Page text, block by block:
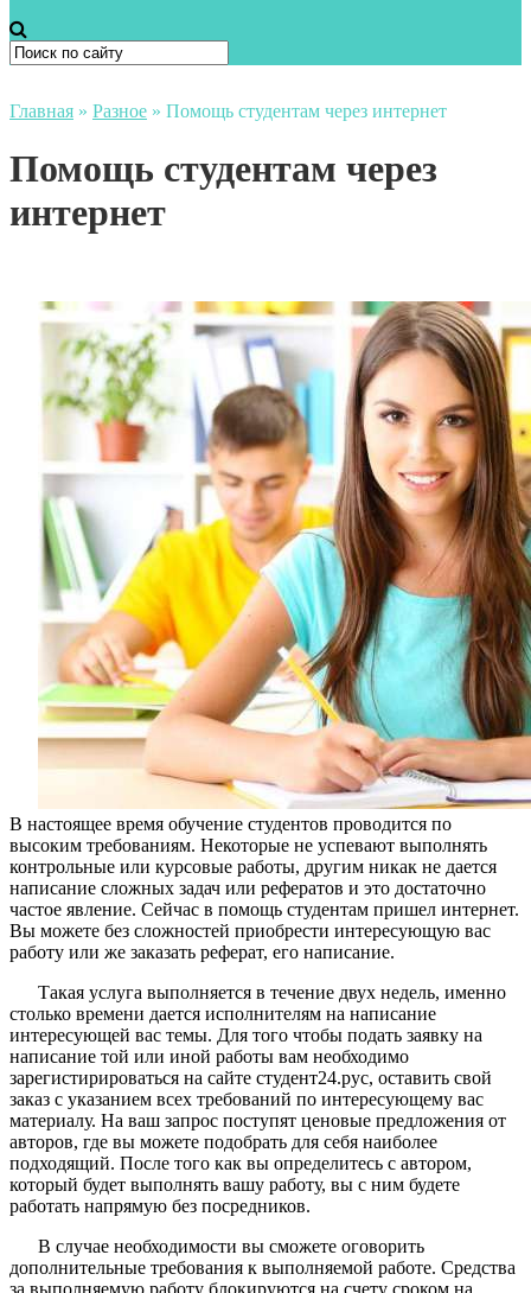
Главная » Разное » Помощь студентам через интернет
Помощь студентам через
интернет
В настоящее время обучение студентов проводится по
высоким требованиям. Некоторые не успевают выполнять
контрольные или курсовые работы, другим никак не дается
написание сложных задач или рефератов и это достаточно
частое явление. Сейчас в помощь студентам пришел интернет.
Вы можете без сложностей приобрести интересующую вас
работу или же заказать реферат, его написание.
Такая услуга выполняется в течение двух недель, именно
столько времени дается исполнителям на написание
интересующей вас темы. Для того чтобы подать заявку на
написание той или иной работы вам необходимо
зарегистирироваться на сайте студент24.рус, оставить свой
заказ с указанием всех требований по интересующему вас
материалу. На ваш запрос поступят ценовые предложения от
авторов, где вы можете подобрать для себя наиболее
подходящий. После того как вы определитесь с автором,
который будет выполнять вашу работу, вы с ним будете
работать напрямую без посредников.
В случае необходимости вы сможете оговорить
дополнительные требования к выполняемой работе. Средства
за выполняемую работу блокируются на счету сроком на